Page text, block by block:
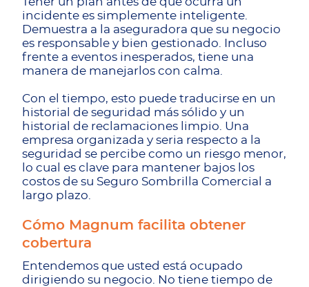
incidente es simplemente inteligente.
Demuestra a la aseguradora que su negocio
es responsable y bien gestionado. Incluso
frente a eventos inesperados, tiene una
manera de manejarlos con calma.
Con el tiempo, esto puede traducirse en un
historial de seguridad más sólido y un
historial de reclamaciones limpio. Una
empresa organizada y seria respecto a la
seguridad se percibe como un riesgo menor,
lo cual es clave para mantener bajos los
costos de su Seguro Sombrilla Comercial a
largo plazo.
Cómo Magnum facilita obtener
cobertura
Entendemos que usted está ocupado
dirigiendo su negocio. No tiene tiempo de